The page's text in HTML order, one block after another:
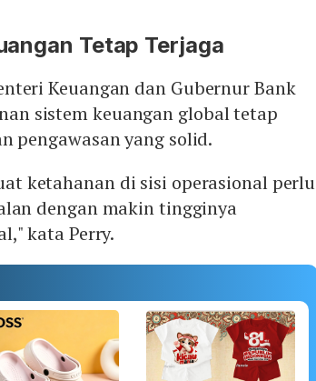
Tetap Terjaga
Keuangan dan Gubernur Bank
sistem keuangan global tetap
pengawasan yang solid.
ketahanan di sisi operasional perlu
dengan makin tingginya
kata Perry.